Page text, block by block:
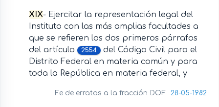
XIX- Ejercitar la representación legal del
Instituto con las más amplias facultades a
que se refieren los dos primeros párrafos
del artículo
2554 del Código Civil para el
Distrito Federal en materia común y para
toda la República en materia federal, y
Fe de erratas a la fracción DOF 28-05-1982